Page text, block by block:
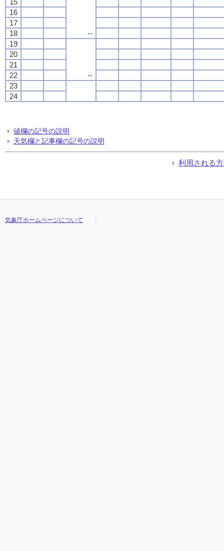
--
16
17
18
19
--
20
21
22
23
24
値欄の記号の説明
天気欄と記事欄の記号の説明
利用される
気象庁ホームページについて